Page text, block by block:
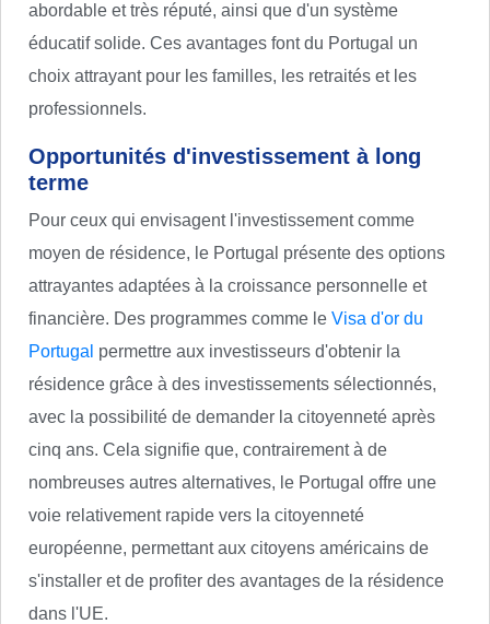
abordable et très réputé, ainsi que d'un système
éducatif solide. Ces avantages font du Portugal un
choix attrayant pour les familles, les retraités et les
professionnels.
Opportunités d'investissement à long
terme
Pour ceux qui envisagent l'investissement comme
moyen de résidence, le Portugal présente des options
attrayantes adaptées à la croissance personnelle et
financière. Des programmes comme le Visa d'or du
Portugal permettre aux investisseurs d'obtenir la
résidence grâce à des investissements sélectionnés,
avec la possibilité de demander la citoyenneté après
cinq ans. Cela signifie que, contrairement à de
nombreuses autres alternatives, le Portugal offre une
voie relativement rapide vers la citoyenneté
européenne, permettant aux citoyens américains de
s'installer et de profiter des avantages de la résidence
dans l'UE.